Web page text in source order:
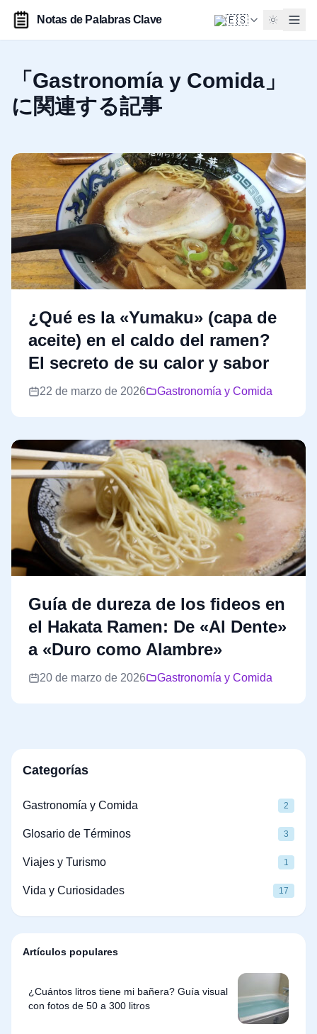
Notas de Palabras Clave
「Gastronomía y Comida」
に関連する記事
¿Qué es la «Yumaku» (capa de
aceite) en el caldo del ramen?
El secreto de su calor y sabor
22 de marzo de 2026 Gastronomía y Comida
Guía de dureza de los fideos en
el Hakata Ramen: De «Al Dente»
a «Duro como Alambre»
20 de marzo de 2026 Gastronomía y Comida
Categorías
Gastronomía y Comida 2
Glosario de Términos 3
Viajes y Turismo 1
Vida y Curiosidades 17
Artículos populares
¿Cuántos litros tiene mi bañera? Guía visual
con fotos de 50 a 300 litros